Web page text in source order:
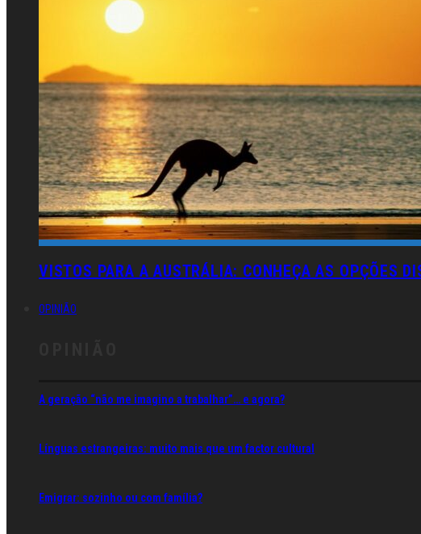
VISTOS PARA A AUSTRÁLIA: CONHEÇA AS OPÇÕES
OPINIÃO
A geração “não me imagino a trabalhar”… e agora?
Línguas estrangeiras: muito mais que um factor cultural
Emigrar: sozinho ou com família?